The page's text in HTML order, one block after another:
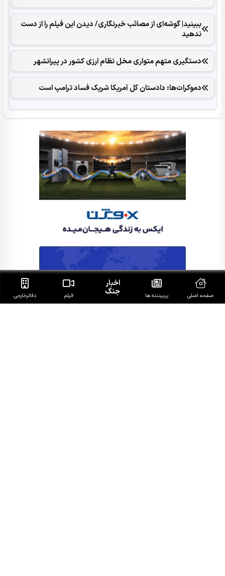
ببینید| گوشه‌ای از مصائب خبرنگاری/ دیدن این فیلم را از دست
ندهید
دستگیری متهم متواری مخل نظام ارزی کشور در پیرانشهر
دموکرات‌ها: دادستان کل آمریکا شریک فساد ترامپ است
صفحه اصلی پربیننده ها
اخبار
جنگ فیلم دفاتر‌خارجی